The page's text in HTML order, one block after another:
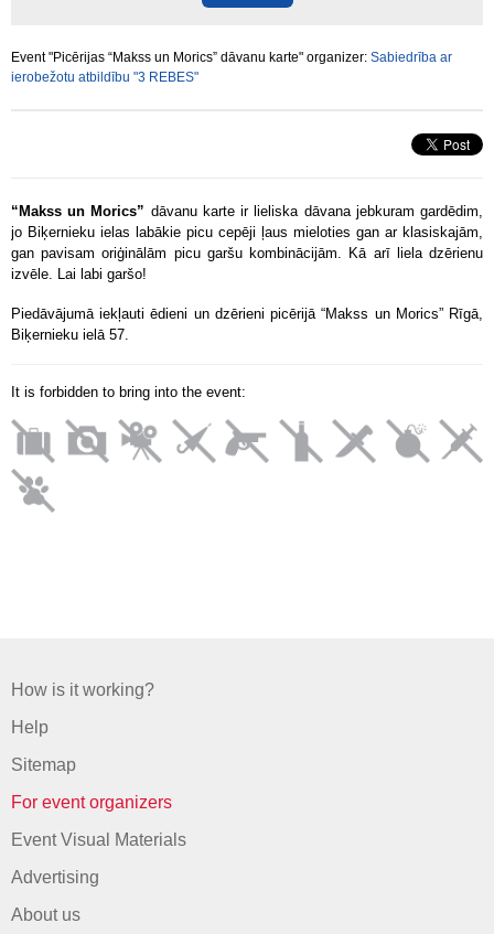
Event "Picērijas “Makss un Morics” dāvanu karte" organizer: Sabiedrība ar
ierobežotu atbildību "3 REBES"
“Makss un Morics” dāvanu karte ir lieliska dāvana jebkuram gardēdim,
jo Biķernieku ielas labākie picu cepēji ļaus mieloties gan ar klasiskajām,
gan pavisam oriģinālām picu garšu kombinācijām. Kā arī liela dzērienu
izvēle. Lai labi garšo!
Piedāvājumā iekļauti ēdieni un dzērieni picērijā “Makss un Morics” Rīgā,
Biķernieku ielā 57.
It is forbidden to bring into the event:
How is it working?
Help
Sitemap
For event organizers
Event Visual Materials
Advertising
About us